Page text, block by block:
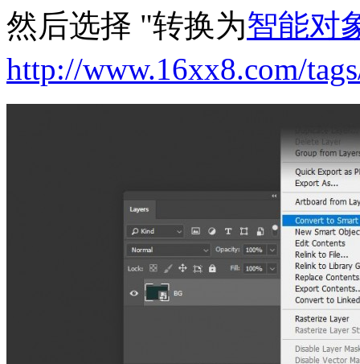
然后选择 "转换为智能对
http://www.16xx8.com/